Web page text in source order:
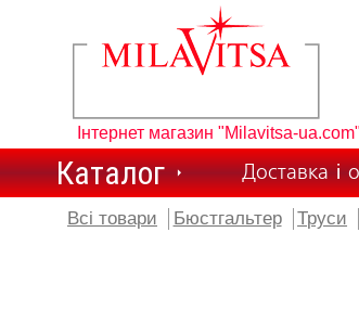
Інтернет магазин "Milavitsa-ua.com"
Каталог Доставка і
Всі товари Бюстгальтер Труси